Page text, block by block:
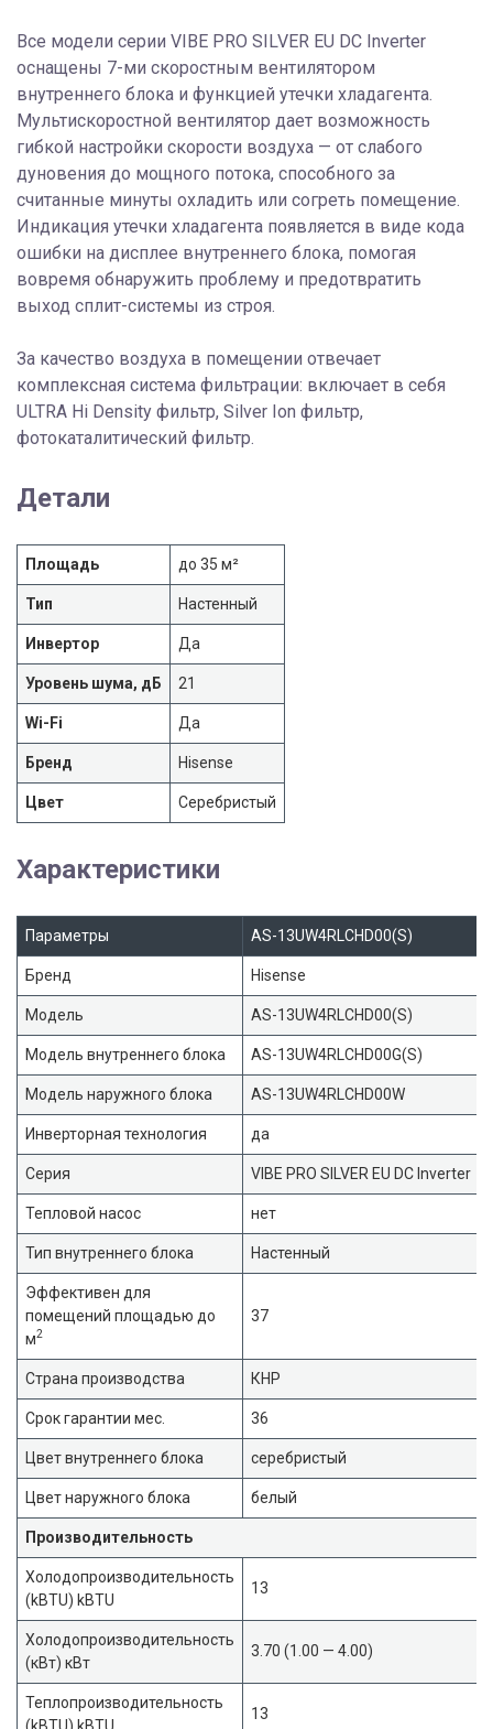
Все модели серии VIBE PRO SILVER EU DC Inverter
оснащены 7-ми скоростным вентилятором
внутреннего блока и функцией утечки хладагента.
Мультискоростной вентилятор дает возможность
гибкой настройки скорости воздуха — от слабого
дуновения до мощного потока, способного за
считанные минуты охладить или согреть помещение.
Индикация утечки хладагента появляется в виде кода
ошибки на дисплее внутреннего блока, помогая
вовремя обнаружить проблему и предотвратить
выход сплит-системы из строя.
За качество воздуха в помещении отвечает
комплексная система фильтрации: включает в себя
ULTRA Hi Density фильтр, Silver Ion фильтр,
фотокаталитический фильтр.
Детали
Площадь до 35 м²
Тип Настенный
Инвертор Да
Уровень шума, дБ 21
Wi-Fi Да
Бренд Hisense
Цвет Серебристый
Характеристики
Параметры AS-13UW4RLCHD00(S)
Бренд Hisense
Модель AS-13UW4RLCHD00(S)
Модель внутреннего блока AS-13UW4RLCHD00G(S)
Модель наружного блока AS-13UW4RLCHD00W
Инверторная технология да
Серия VIBE PRO SILVER EU DC Inverter
Тепловой насос нет
Тип внутреннего блока Настенный
Эффективен для
помещений площадью до
м2
37
Страна производства КНР
Срок гарантии мес. 36
Цвет внутреннего блока cеребристый
Цвет наружного блока белый
Производительность
Холодопроизводительность
(kBTU) kBTU
13
Холодопроизводительность
(кВт) кВт
3.70 (1.00 — 4.00)
Теплопроизводительность
(kBTU) kBTU
13